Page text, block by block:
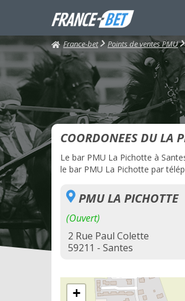
France-bet Points de ventes PMU
COORDONEES DU LA
Le bar PMU La Pichotte à
le bar PMU La Pichotte par
PMU LA PICHOTTE
(Ouvert)
2 Rue Paul Colette
59211 - Santes
+